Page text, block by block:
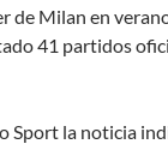
de Milan en
41 partidos
Sport la noticia